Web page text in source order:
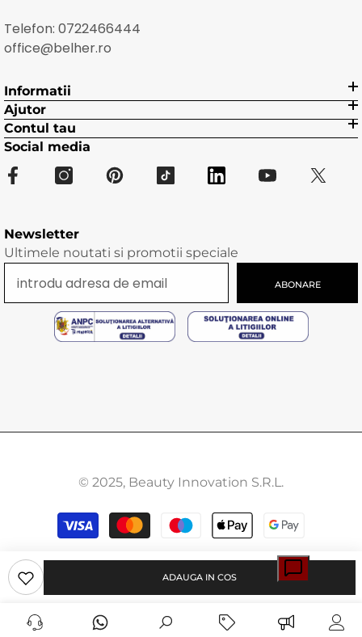
ADAUGA IN COS
Telefon: 0722466444
office@belher.ro
Informatii
Ajutor
Contul tau
Social media
Newsletter
Ultimele noutati si promotii speciale
ABONARE
© 2025, Beauty Innovation S.R.L.
Modalitati
de
plata